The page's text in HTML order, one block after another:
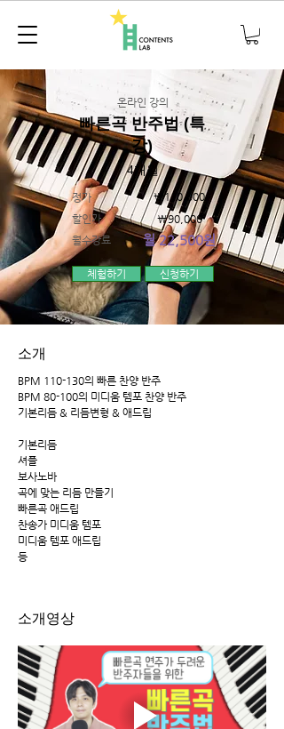
온라인 강의
빠른곡 반주법 (특
강)
4개월
정가
₩110,000
할인가
₩90,000
월수강료
월 22,500원
체험하기 신청하기
​소개
BPM 110-130의 빠른 찬양 반주
BPM 80-100의 미디움 템포 찬양 반주
기본리듬 & 리듬변형 & 애드립
기본리듬
셔플
보사노바
곡에 맞는 리듬 만들기
빠른곡 애드립
찬송가 미디움 템포
미디움 템포 애드립
등
소개영상